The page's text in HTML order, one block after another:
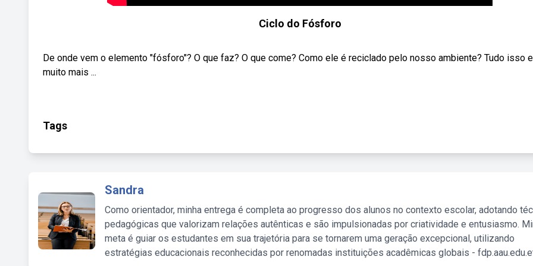
Ciclo do Fósforo
De onde vem o elemento "fósforo"? O que faz? O que come? Como ele é reciclado pelo nosso ambiente? Tudo isso e
muito mais ...
Tags
Sandra
Como orientador, minha entrega é completa ao progresso dos alunos no contexto escolar, adotando
pedagógicas que valorizam relações autênticas e são impulsionadas por criatividade e entusiasmo.
meta é guiar os estudantes em sua trajetória para se tornarem uma geração excepcional, utilizando
estratégias educacionais reconhecidas por renomadas instituições acadêmicas globais -